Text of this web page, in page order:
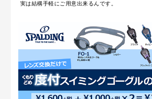
実は結構手軽にご用意出来るんです。